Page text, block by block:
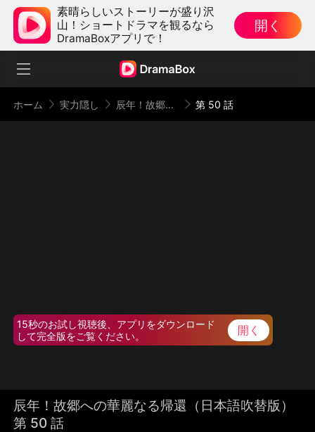
素晴らしいストーリーが盛り沢
山！ショートドラマを観るなら
DramaBoxアプリで！
開く
ホーム 実力隠し 辰年！故郷への華麗なる帰還（日本語吹替版） 第 50 話
15秒のお試し視聴後、アプリをダウンロード
して完全版をご覧ください。
開く
辰年！故郷への華麗なる帰還（日本語吹替版）
第 50 話